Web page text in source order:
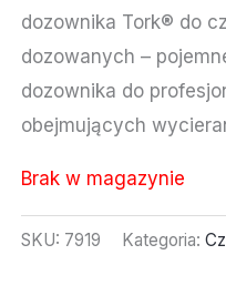
dozownika Tork® do
dozowanych –
dozownika do
obejmujących
Brak w magazynie
SKU: 7919 Kategoria: